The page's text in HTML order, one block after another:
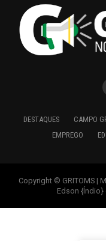
DESTAQUES CAMPO
EMPREGO
Copyright © GRITOMS |
Edson {Índio}